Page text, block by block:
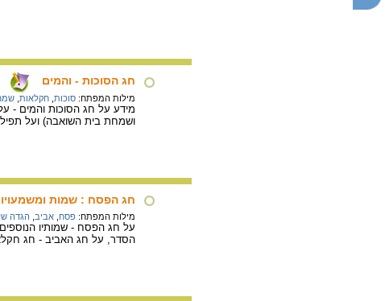
חג הסוכות - והמים
מילות המפתח: סוכות חקלאות
מידע על חג הסוכות והמים -
ושמחת בית השואבה) ועל
חג הפסח : שמות
מילות המפתח: פסח אביב הגדה
על חג הפסח - שמותיו
הסדר, על חג האביב - חג